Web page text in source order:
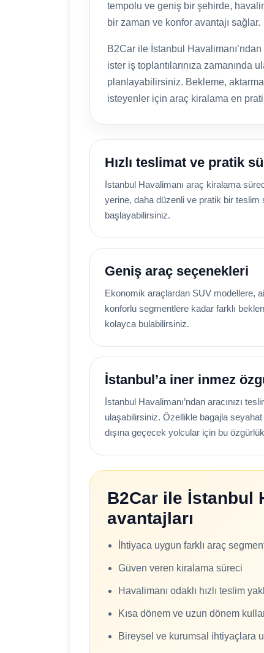
tempolu ve geniş bir şehirde,
bir zaman ve konfor avantajı sağlar.
B2Car ile İstanbul
ister iş toplantılarınıza
planlayabilirsiniz. Bekleme,
isteyenler için araç kiralama en
Hızlı teslimat ve pratik
İstanbul Havalimanı araç kiralama
yerine, daha düzenli ve pratik bir teslim
başlayabilirsiniz.
Geniş araç seçenekleri
Ekonomik araçlardan SUV modellere,
konforlu segmentlere kadar farklı
kolayca bulabilirsiniz.
İstanbul’a iner inmez
İstanbul Havalimanı’ndan aracınızı
ulaşabilirsiniz. Özellikle bagajla
dışına geçecek yolcular için bu
B2Car ile İstanbul
avantajları
İhtiyaca uygun farklı araç
Güven veren kiralama süreci
Havalimanı odaklı hızlı teslim
Kısa dönem ve uzun dönem
Bireysel ve kurumsal ihtiyaçlara